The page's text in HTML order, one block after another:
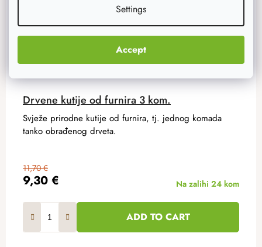
Settings
Accept
Drvene kutije od furnira 3 kom.
9,30 €
11,70 €
Na zalihi 24 kom
ADD TO CART
Svježe prirodne kutije od furnira, tj. jednog komada
tanko obrađenog drveta.